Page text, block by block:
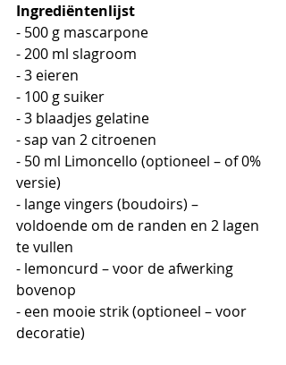
Ingrediëntenlijst
- 500 g mascarpone
- 200 ml slagroom
- 3 eieren
- 100 g suiker
- 3 blaadjes gelatine
- sap van 2 citroenen
- 50 ml Limoncello (optioneel – of 0%
versie)
- lange vingers (boudoirs) –
voldoende om de randen en 2 lagen
te vullen
- lemoncurd – voor de afwerking
bovenop
- een mooie strik (optioneel – voor
decoratie)